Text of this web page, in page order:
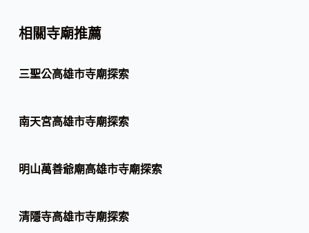
相關寺廟推薦
三聖公高雄市寺廟探索
南天宮高雄市寺廟探索
明山萬善爺廟高雄市寺廟探索
清隱寺高雄市寺廟探索